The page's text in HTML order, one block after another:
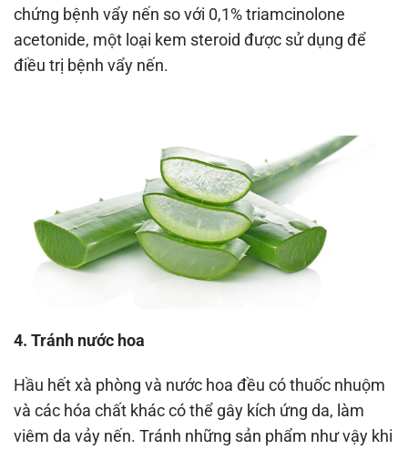
chứng bệnh vẩy nến so với 0,1% triamcinolone
acetonide, một loại kem steroid được sử dụng để
điều trị bệnh vẩy nến.
4. Tránh nước hoa
Hầu hết xà phòng và nước hoa đều có thuốc nhuộm
và các hóa chất khác có thể gây kích ứng da, làm
viêm da vảy nến. Tránh những sản phẩm như vậy khi